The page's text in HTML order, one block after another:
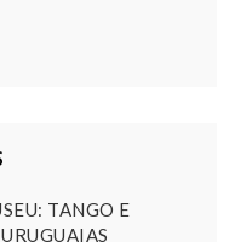
TANGO E